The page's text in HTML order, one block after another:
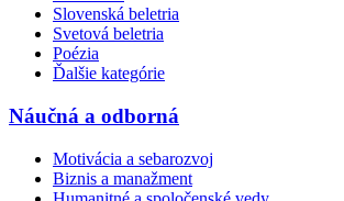
Slovenská beletria
Svetová beletria
Poézia
Ďalšie kategórie
Náučná a odborná
Motivácia a sebarozvoj
Biznis a manažment